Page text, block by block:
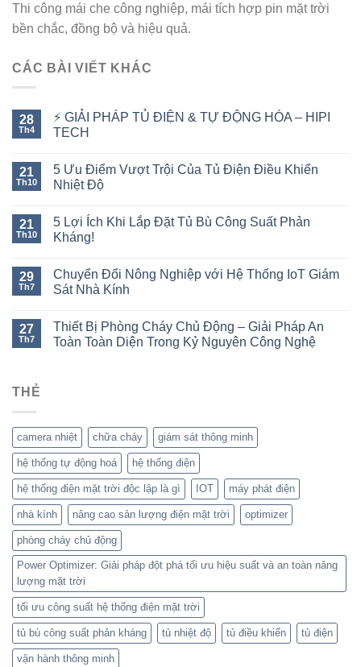
Thi công mái che công nghiệp, mái tích hợp pin mặt trời
bền chắc, đồng bộ và hiệu quả.
CÁC BÀI VIẾT KHÁC
28
Th4
⚡ GIẢI PHÁP TỦ ĐIỆN & TỰ ĐỘNG HÓA – HIPI
TECH
21
Th10
5 Ưu Điểm Vượt Trội Của Tủ Điện Điều Khiển
Nhiệt Độ
21
Th10
5 Lợi Ích Khi Lắp Đặt Tủ Bù Công Suất Phản
Kháng!
29
Th7
Chuyển Đổi Nông Nghiệp với Hệ Thống IoT Giám
Sát Nhà Kính
27
Th7
Thiết Bị Phòng Cháy Chủ Động – Giải Pháp An
Toàn Toàn Diện Trong Kỷ Nguyên Công Nghệ
THẺ
camera nhiệt chữa cháy giám sát thông minh
hệ thống tự động hoá hệ thống điện
hệ thống điện mặt trời độc lập là gì IOT máy phát điện
nhà kính nâng cao sản lượng điện mặt trời optimizer
phòng cháy chủ động
Power Optimizer: Giải pháp đột phá tối ưu hiệu suất và an toàn năng
lượng mặt trời
tối ưu công suất hệ thống điện mặt trời
tủ bù công suất phản kháng tủ nhiệt độ tủ điều khiển tủ điện
vận hành thông minh